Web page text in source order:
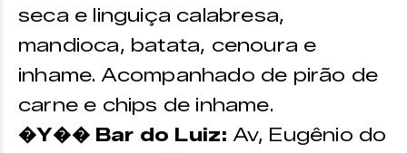
seca e linguiça calabresa,
mandioca, batata, cenoura e
inhame. Acompanhado de pirão de
carne e chips de inhame.
�Y�� Bar do Luiz:Av, Eugênio do